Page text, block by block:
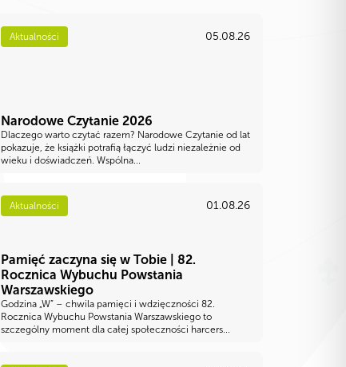
Aktualności 05.08.26
Narodowe Czytanie 2026
Dlaczego warto czytać razem? Narodowe Czytanie od lat
pokazuje, że książki potrafią łączyć ludzi niezależnie od
wieku i doświadczeń. Wspólna...
Aktualności 01.08.26
Pamięć zaczyna się w Tobie | 82.
Rocznica Wybuchu Powstania
Warszawskiego
Godzina „W” – chwila pamięci i wdzięczności 82.
Rocznica Wybuchu Powstania Warszawskiego to
szczególny moment dla całej społeczności harcers...